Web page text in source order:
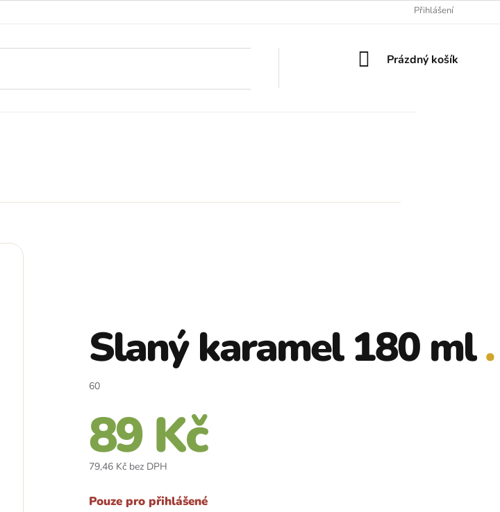
Přihlášení
NÁKUPNÍ
Prázdný košík
Slaný karamel 180 ml
60
89 Kč
79,46 Kč bez DPH
Pouze pro přihlášené